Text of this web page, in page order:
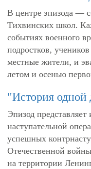
В центре эпизода —
Тихвинских школ.
событиях военного
подростков,
местные жители, и
летом и осенью
"История одной
Эпизод
наступательной
успешных
Отечественной
на территории